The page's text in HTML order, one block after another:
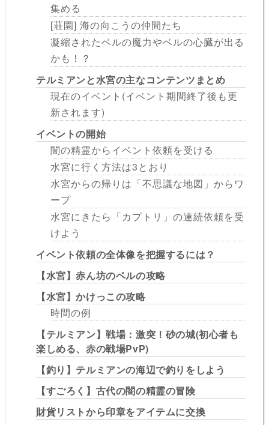
集める
[荘園] 海の向こうの仲間たち
凝縮されたベルの魔力やベルの心臓が出る
かも！？
テルミアンと水宮の主なコンテンツまとめ
現在のイベント(イベント期間終了後も更
新されます)
イベントの開始
闇の精霊からイベント依頼を受ける
水宮に行く方法は3とおり
水宮からの帰りは「不思議な地図」からワ
ープ
水宮にきたら「カプトリ」の連続依頼を受
けよう
イベント依頼の全体像を把握するには？
【水宮】赤ん坊のベルの攻略
【水宮】かけっこの攻略
時間の例
【テルミアン】戦場：激突！砂の城(初心者も
楽しめる、赤の戦場PvP)
【釣り】テルミアンの海辺で釣りをしよう
【すごろく】古代の闇の精霊の冒険
財貨リストから印章をアイテムに交換